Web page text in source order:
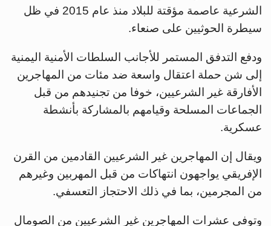
الشرعية عاصمة مؤقتة للبلاد منذ عام 2015 في ظل
سيطرة الحوثيين على صنعاء.
ودفع التدفق المستمر للأجانب السلطات الأمنية اليمنية
إلى شن حملة اعتقال واسعة ضد مئات من المهاجرين
الأفارقة غير الشرعيين، خوفا من تجنيدهم من قبل
الجماعات المسلحة وقيامهم بالمشاركة بأنشطة
عسكرية.
ويقال إن المهاجرين غير الشرعيين القادمين من القرن
الإفريقي يواجهون انتهاكات من قبل المهربين وغيرهم
من المجرمين، بما في ذلك الاحتجاز التعسفي.
وتوفي عشرات المهاجرين غير الشرعيين من الصومال